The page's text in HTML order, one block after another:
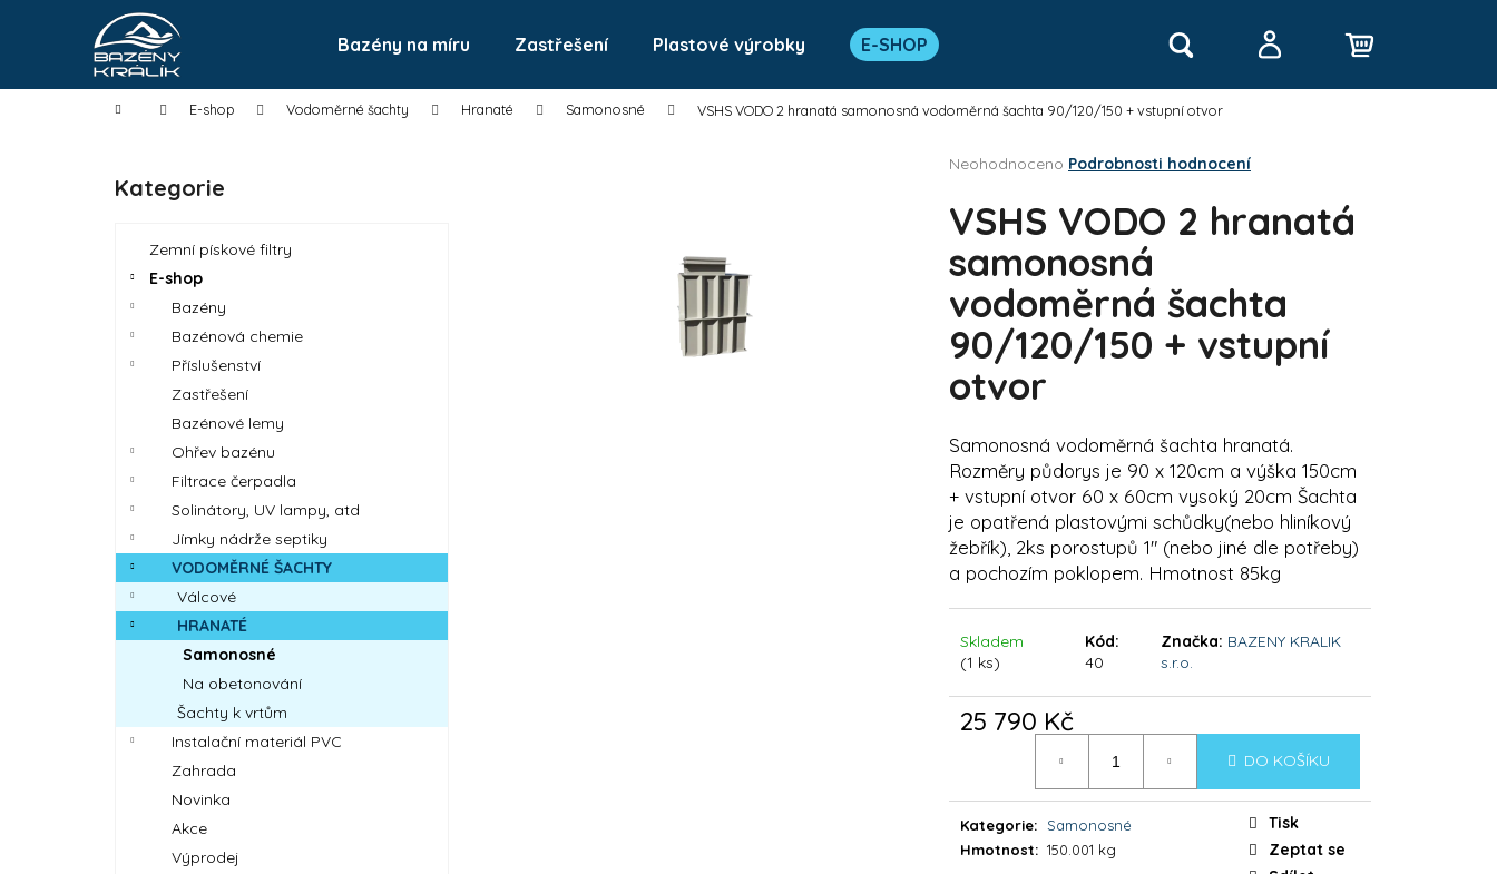
Bazény na míru Zastřešení Plastové výrobky E-SHOP
Hledat
Nákupní
Domů E-shop Vodoměrné šachty Hranaté Samonosné VSHS VODO 2 hranatá samonosná vodoměrná šachta 90/120/150 + vstupní otvor
Přeskočit
kategorie
Kategorie
Zemní pískové filtry
E-shop
Bazény
Bazénová chemie
Příslušenství
Zastřešení
Bazénové lemy
Ohřev bazénu
Filtrace čerpadla
Solinátory, UV lampy, atd
Jímky nádrže septiky
VODOMĚRNÉ ŠACHTY
Válcové
HRANATÉ
Samonosné
Na obetonování
Šachty k vrtům
Instalační materiál PVC
Zahrada
Novinka
Akce
Výprodej
Průměrné
produktu
je
z
hvězdiček.
Neohodnoceno Podrobnosti hodnocení
VSHS VODO 2 hranatá
samonosná
vodoměrná šachta
90/120/150 + vstupní
otvor
Samonosná vodoměrná šachta hranatá.
Rozměry půdorys je 90 x 120cm a výška 150cm
+ vstupní otvor 60 x 60cm vysoký 20cm Šachta
je opatřená plastovými schůdky(nebo hliníkový
žebřík), 2ks porostupů 1" (nebo jiné dle potřeby)
a pochozím poklopem. Hmotnost 85kg
Skladem
(1 ks)
Kód:
40
Značka: BAZENY KRALIK
s.r.o.
25 790 Kč
DO KOŠÍKU
Kategorie: Samonosné
Hmotnost: 150.001 kg
Tisk
Zeptat se
í
Zpět
do
do
obchodu
Co potřebujete najít?
Doporučujeme
DOLPHIN LIBERTY 300
23 889 Kč
DOLPHIN SUPREME BIO